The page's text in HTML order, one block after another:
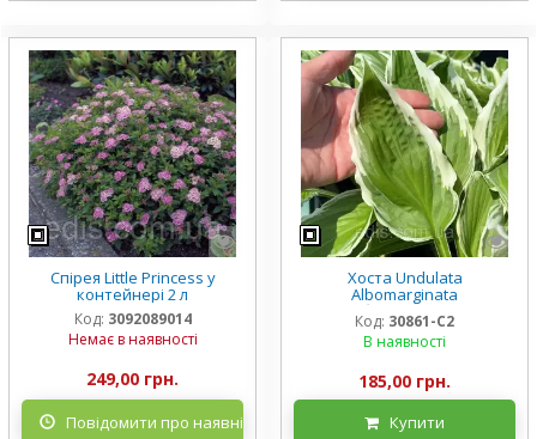
Спірея Little Princess у
контейнері 2 л
Код: 3092089014
Немає в наявності
249,00 грн.
Повідомити про наявність
Хоста Undulata
Albomarginata
(Альбомарджината)
контейнер 2 л, 3/+ розетки
Код: 30861-С2
В наявності
185,00 грн.
Купити